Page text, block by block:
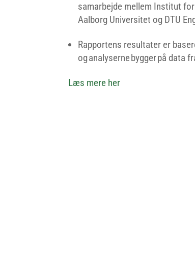
samarbejde mellem Institut
Aalborg Universitet og DTU
Rapportens resultater er
og analyserne bygger på data
Læs mere her